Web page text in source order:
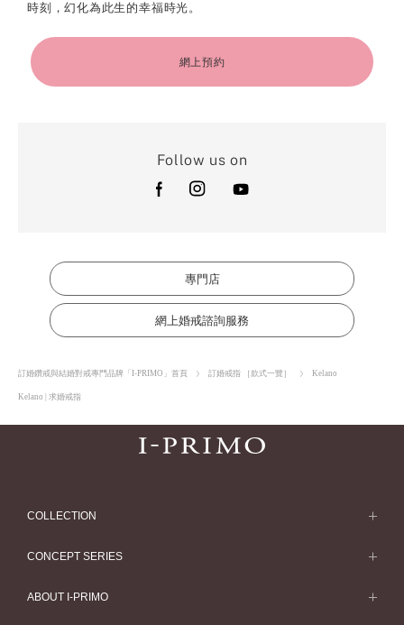
時刻，幻化為此生的幸福時光。
網上預約
Follow us on
專門店
網上婚戒諮詢服務
訂婚鑽戒與結婚對戒專門品牌「I-PRIMO」首頁 訂婚戒指 ［款式一覽］ Kelano
Kelano | 求婚戒指
COLLECTION
CONCEPT SERIES
ABOUT I-PRIMO